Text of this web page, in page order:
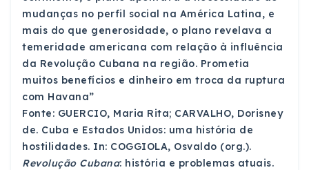
mudanças no perfil social na América Latina, e
mais do que generosidade, o plano revelava a
temeridade americana com relação à influência
da Revolução Cubana na região. Prometia
muitos benefícios e dinheiro em troca da ruptura
com Havana”
Fonte: GUERCIO, Maria Rita; CARVALHO, Dorisney
de. Cuba e Estados Unidos: uma história de
hostilidades. In: COGGIOLA, Osvaldo (org.).
Revolução Cubana: história e problemas atuais.